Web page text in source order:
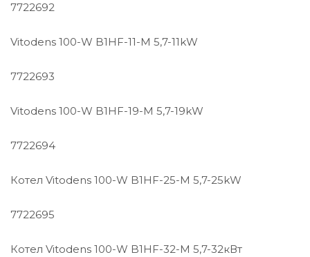
7722692
Vitodens 100-W B1HF-11-M 5,7-11kW
7722693
Vitodens 100-W B1HF-19-M 5,7-19kW
7722694
Котел Vitodens 100-W B1HF-25-M 5,7-25kW
7722695
Котел Vitodens 100-W B1HF-32-M 5,7-32кВт